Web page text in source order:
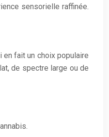
sensorielle raffinée.
fait un choix populaire
de spectre large ou de